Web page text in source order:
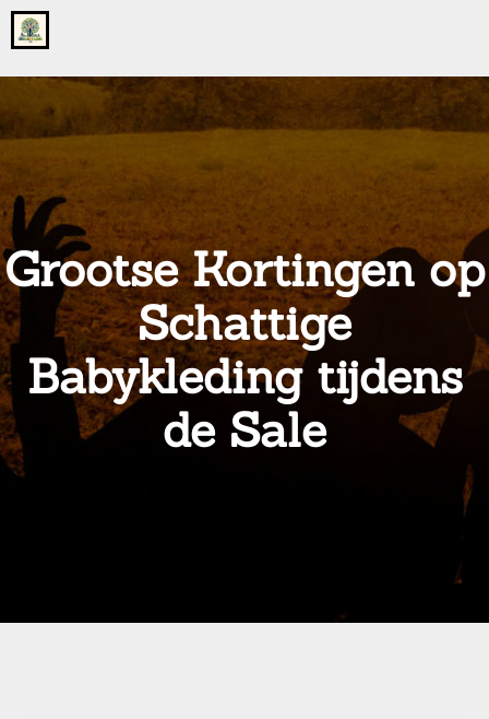
Go
to
home
onsgrotegezin.nl
Grootse Kortingen op
Schattige
Babykleding tijdens
de Sale